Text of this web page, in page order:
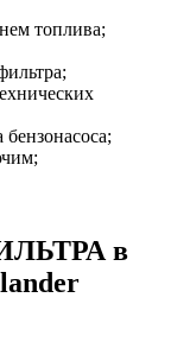
топлива;
в